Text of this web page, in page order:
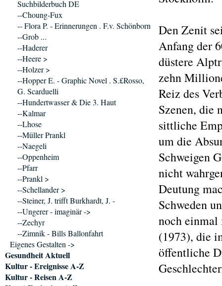
Den Zenit
Anfang der
düstere
zehn
Reiz des
Szenen, die
sittliche
um die
Schweigen
nicht
Deutung
Schweden
noch einmal
(1973), die
öffentliche
Suchbilderbuch DE
--Choung-Fux
-- Flora P. - Erinnerungen . F.v. Schönborn
--Grob ...
--Haderer
--Heere >
--Holzer >
--Hopper E. - Graphic Novel . S.£Rosso,
G. Scarduelli
--Hundertwasser & Die 3. Haut
--Kalmar
--Lhose
--Müller Prankl
--Naegeli
--Oppenheim
--Pfarr
--Prankl >
--Schellander >
--Steiner, J. trifft Burkhardt, J. -
--Ungerer - imaginär ->
--Zechyr
--Zimnik - Bills Ballonfahrt
Eigenes Gestalten ->
Gesundheit Aktuell
Kultur - Ereignisse A-Z
Kultur - Reisen A-Z